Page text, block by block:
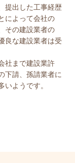
提出した工事経歴
によって会社の
その建設業者の
良な建設業者は受
社まで建設業許
下請、孫請業者に
ようです。